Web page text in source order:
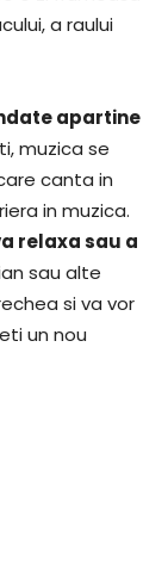
a raului
apartine
muzica se
canta in
in muzica.
relaxa sau a
sau alte
si va vor
un nou